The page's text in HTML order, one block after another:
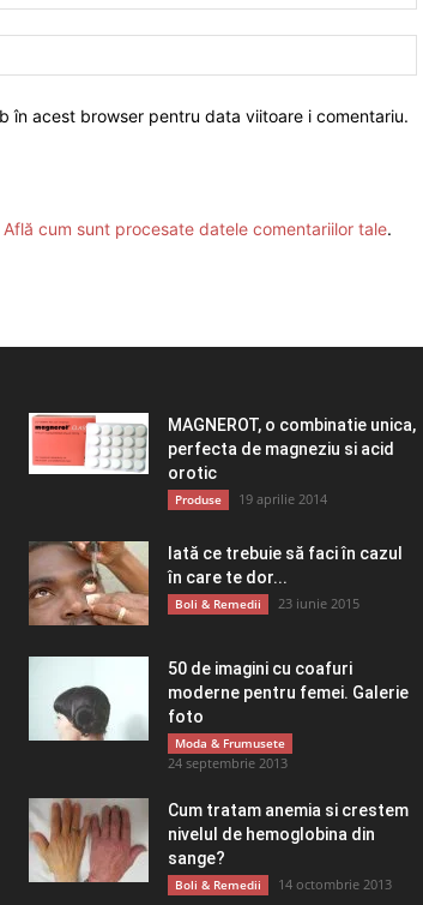
în acest browser pentru data viitoare i comentariu.
Află cum sunt procesate datele comentariilor tale.
MAGNEROT, o combinatie unica,
perfecta de magneziu si acid
orotic
Produse 19 aprilie 2014
Iată ce trebuie să faci în cazul
în care te dor...
Boli & Remedii 23 iunie 2015
50 de imagini cu coafuri
moderne pentru femei. Galerie
foto
Moda & Frumusete
24 septembrie 2013
Cum tratam anemia si crestem
nivelul de hemoglobina din
sange?
Boli & Remedii 14 octombrie 2013